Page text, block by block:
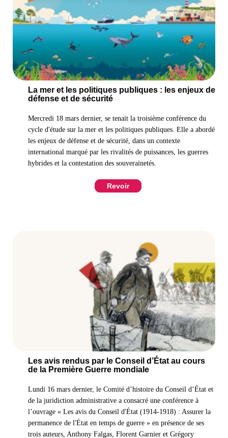
La mer et les politiques publiques : les enjeux de
défense et de sécurité
Mercredi 18 mars dernier, se tenait la troisième conférence du
cycle d'étude sur la mer et les politiques publiques. Elle a abordé
les enjeux de défense et de sécurité, dans un contexte
international marqué par les rivalités de puissances, les guerres
hybrides et la contestation des souverainetés.
Revoir
Les avis rendus par le Conseil d’État au cours
de la Première Guerre mondiale
Lundi 16 mars dernier, le Comité d’histoire du Conseil d’État et
de la juridiction administrative a consacré une conférence à
l’ouvrage « Les avis du Conseil d'État (1914-1918) : Assurer la
permanence de l'État en temps de guerre » en présence de ses
trois auteurs, Anthony Falgas, Florent Garnier et Grégory